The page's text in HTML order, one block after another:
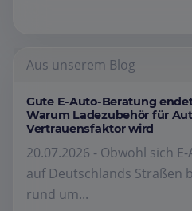
Aus unserem Blog
Gute E-Auto-Beratung
Warum Ladezubehör für
Vertrauensfaktor wird
20.07.2026 - Obwohl sich
auf Deutschlands Straßen
rund um...